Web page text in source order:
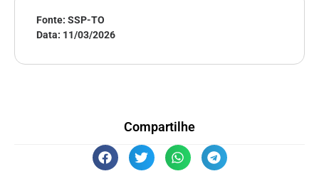
Fonte: SSP-TO
Data: 11/03/2026
Compartilhe